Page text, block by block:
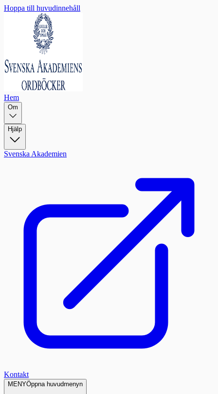
Hoppa till huvudinnehåll
Hem
Om
Hjälp
Svenska Akademien
Kontakt
MENYÖppna huvudmenyn